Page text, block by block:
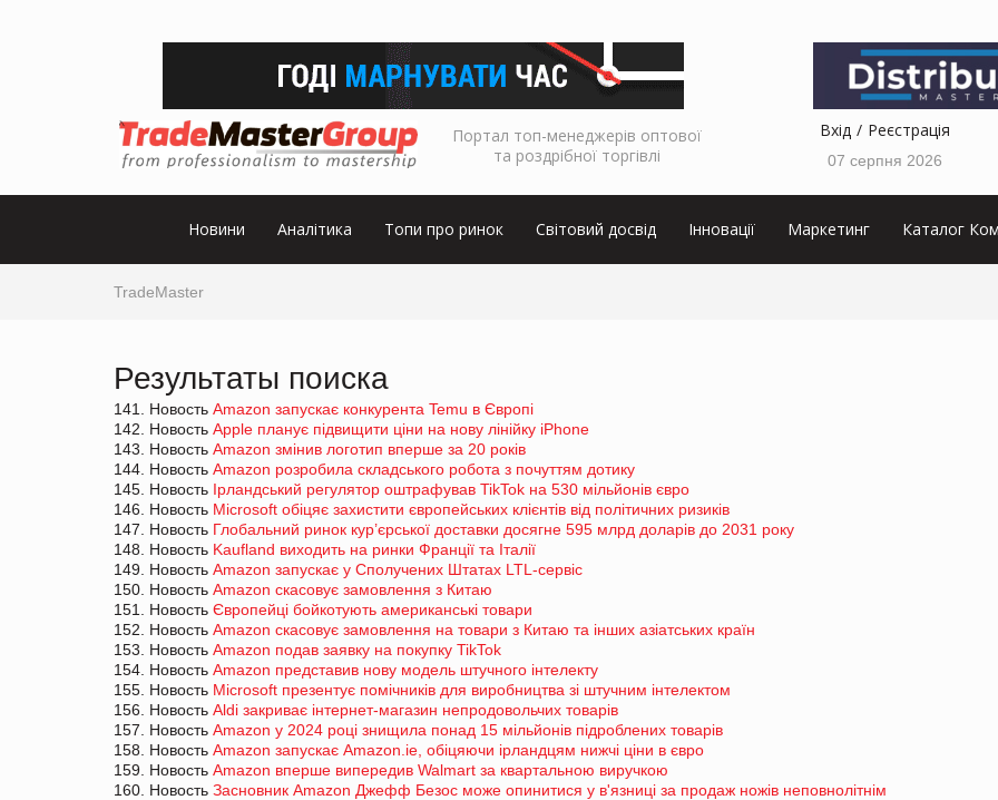
Портал топ-менеджерів оптової
та роздрібної торгівлі
Вхід Реєстрація
07 серпня 2026
Новини Аналітика Топи про ринок Світовий досвід Інновації Маркетинг Каталог
TradeMaster
Результаты поиска
141. Новость Amazon запускає конкурента Temu в Європі
142. Новость Apple планує підвищити ціни на нову лінійку iPhone
143. Новость Amazon змінив логотип вперше за 20 років
144. Новость Amazon розробила складського робота з почуттям дотику
145. Новость Ірландський регулятор оштрафував TikTok на 530 мільйонів євро
146. Новость Microsoft обіцяє захистити європейських клієнтів від політичних ризиків
147. Новость Глобальний ринок кур’єрської доставки досягне 595 млрд доларів до 2031 року
148. Новость Kaufland виходить на ринки Франції та Італії
149. Новость Amazon запускає у Сполучених Штатах LTL-сервіс
150. Новость Amazon скасовує замовлення з Китаю
151. Новость Європейці бойкотують американські товари
152. Новость Amazon скасовує замовлення на товари з Китаю та інших азіатських країн
153. Новость Amazon подав заявку на покупку TikTok
154. Новость Amazon представив нову модель штучного інтелекту
155. Новость Microsoft презентує помічників для виробництва зі штучним інтелектом
156. Новость Aldi закриває інтернет-магазин непродовольчих товарів
157. Новость Amazon у 2024 році знищила понад 15 мільйонів підроблених товарів
158. Новость Amazon запускає Amazon.ie, обіцяючи ірландцям нижчі ціни в євро
159. Новость Amazon вперше випередив Walmart за квартальною виручкою
160. Новость Засновник Amazon Джефф Безос може опинитися у в'язниці за продаж ножів неповнолітнім